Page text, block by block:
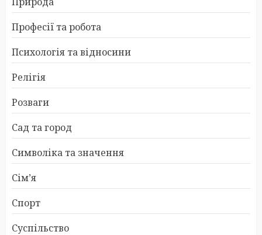
Професії та робота
Психологія та відносини
Релігія
Розваги
Сад та город
Символіка та значення
Сім’я
Спорт
Суспільство